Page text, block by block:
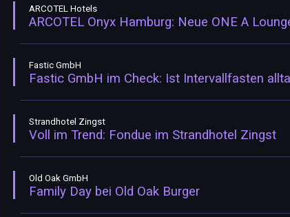
ARCOTEL Hotels
ARCOTEL Onyx Hamburg: Neue ONE A
Fastic GmbH
Fastic GmbH im Check: Ist Intervallfasten
Strandhotel Zingst
Voll im Trend: Fondue im Strandhotel Zingst
Old Oak GmbH
Family Day bei Old Oak Burger